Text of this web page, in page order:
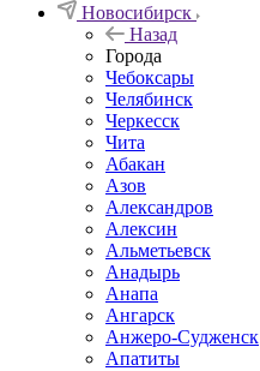
Новосибирск
Назад
Города
Чебоксары
Челябинск
Черкесск
Чита
Абакан
Азов
Александров
Алексин
Альметьевск
Анадырь
Анапа
Ангарск
Анжеро-Судженск
Апатиты